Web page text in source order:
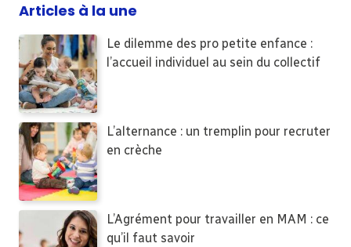
Articles à la une
Le dilemme des pro petite enfance :
l’accueil individuel au sein du collectif
L’alternance : un tremplin pour recruter
en crèche
L’Agrément pour travailler en MAM : ce
qu’il faut savoir